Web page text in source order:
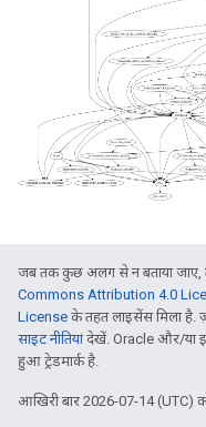
जब तक कुछ अलग से न बताया जाए,
Commons Attribution 4.0
License के तहत लाइसेंस मिला है.
साइट नीतियांदेखें. Oracle और/या
हुआ ट्रेडमार्क है.
आखिरी बार 2026-07-14 (UTC)